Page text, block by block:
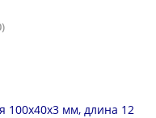
100х40х3 мм, длина 12